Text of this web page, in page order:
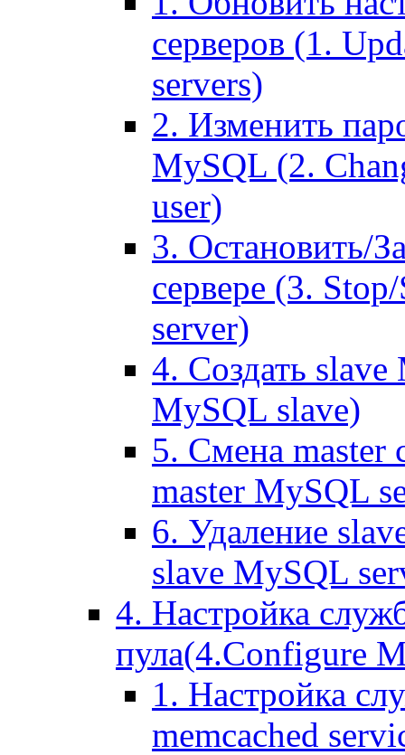
серверов (1.
servers)
2. Изменить
MySQL (2.
user)
3. Остановить/
сервере (3.
server)
4. Создать
MySQL slave)
5. Смена master
master MySQL
6. Удаление
slave MySQL
4. Настройка
пула(4.Configure
1. Настройка
memcached